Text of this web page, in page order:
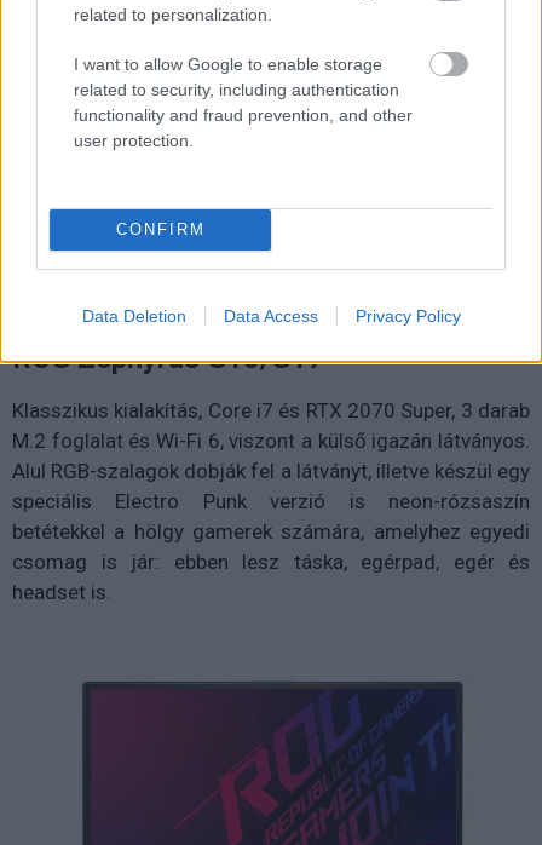
related to personalization.
I want to allow Google to enable storage
related to security, including authentication
functionality and fraud prevention, and other
user protection.
CONFIRM
Data Deletion Data Access Privacy Policy
ROG Zephyrus G15/G17
Klasszikus kialakítás, Core i7 és RTX 2070 Super, 3 darab
M.2 foglalat és Wi-Fi 6, viszont a külső igazán látványos.
Alul RGB-szalagok dobják fel a látványt, illetve készül egy
speciális Electro Punk verzió is neon-rózsaszín
betétekkel a hölgy gamerek számára, amelyhez egyedi
csomag is jár: ebben lesz táska, egérpad, egér és
headset is.